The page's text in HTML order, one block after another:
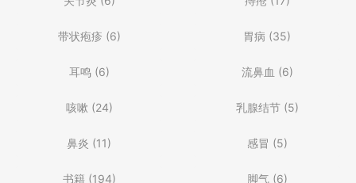
带状疱疹 (6) 胃病 (35)
耳鸣(6) 流鼻血 (6)
咳嗽 (24) 乳腺结节(5)
鼻炎 (11) 感冒 (5)
书籍(194) 脚气(6)